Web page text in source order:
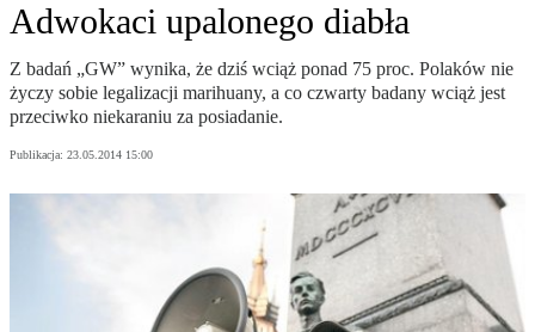
Adwokaci upalonego diabła
Z badań „GW” wynika, że dziś wciąż ponad 75 proc. Polaków nie
życzy sobie legalizacji marihuany, a co czwarty badany wciąż jest
przeciwko niekaraniu za posiadanie.
Publikacja: 23.05.2014 15:00